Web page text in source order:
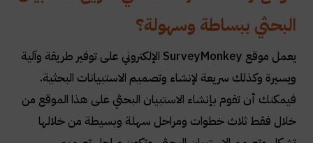
البحثي ببساطة وسهولة؟
يعمل موقع SurveyMonkey الإلكتروني على توفير طريقة وآلية
ويسيرة وكذلك سريعة لإنشاء وتصميم الاستبيانات البحثية.
فيمكنك أن تقوم بإنشاء الاستبيان البحثي على هذا الموقع من
خلال فقط ثلاث خطوات ومراحل سهلة وبسيطة من خلالها